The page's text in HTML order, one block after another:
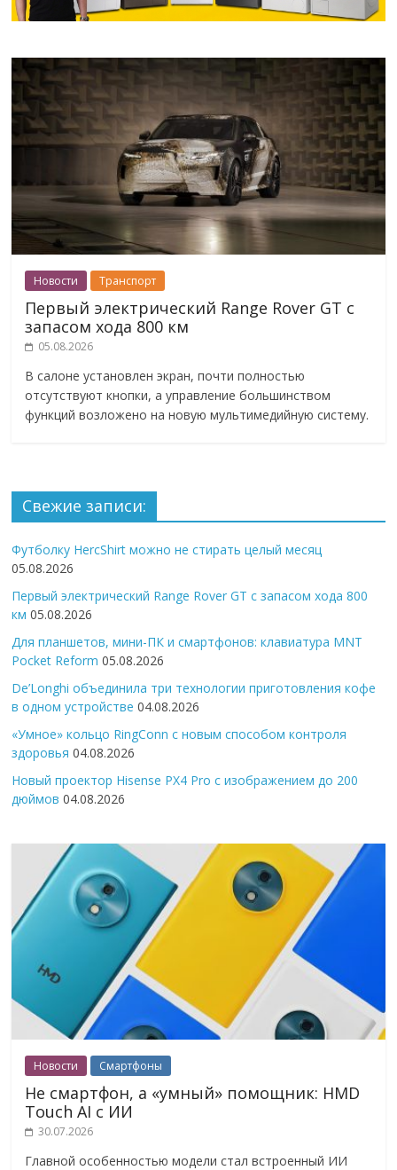
Новости Транспорт
Первый электрический Range Rover GT с
запасом хода 800 км
05.08.2026
В салоне установлен экран, почти полностью
отсутствуют кнопки, а управление большинством
функций возложено на новую мультимедийную систему.
Свежие записи:
Футболку HercShirt можно не стирать целый месяц
05.08.2026
Первый электрический Range Rover GT с запасом хода 800
км 05.08.2026
Для планшетов, мини-ПК и смартфонов: клавиатура MNT
Pocket Reform 05.08.2026
De’Longhi объединила три технологии приготовления кофе
в одном устройстве 04.08.2026
«Умное» кольцо RingConn с новым способом контроля
здоровья 04.08.2026
Новый проектор Hisense PX4 Pro с изображением до 200
дюймов 04.08.2026
Новости Смартфоны
Не смартфон, а «умный» помощник: HMD
Touch AI с ИИ
30.07.2026
Главной особенностью модели стал встроенный ИИ